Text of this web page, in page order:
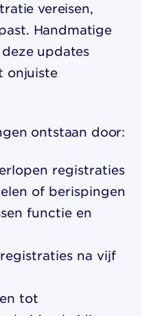
vereisen,
Handmatige
updates
onjuiste
ontstaan door:
registraties
of berispingen
functie en
na vijf
tot